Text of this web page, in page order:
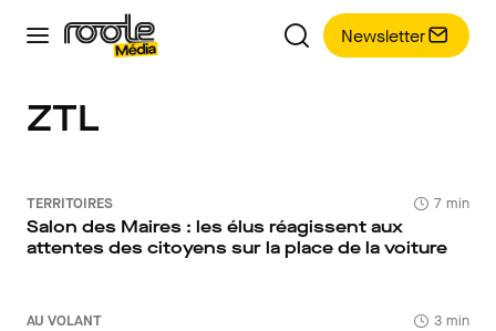
Newsletter
ZTL
TERRITOIRES 7 min
Salon des Maires : les élus réagissent aux
attentes des citoyens sur la place de la voiture
AU VOLANT 3 min